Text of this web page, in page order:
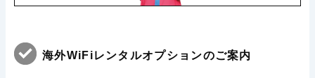
海外WiFiレンタルオプションのご案内